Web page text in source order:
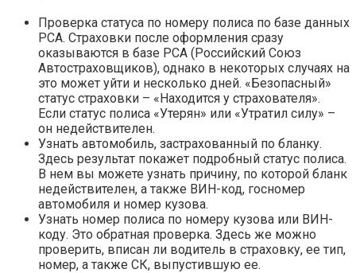
Проверка статуса по номеру полиса по базе данных
РСА. Страховки после оформления сразу
оказываются в базе РСА (Российский Союз
Автостраховщиков), однако в некоторых случаях на
это может уйти и несколько дней. «Безопасный»
статус страховки – «Находится у страхователя».
Если статус полиса «Утерян» или «Утратил силу» –
он недействителен.
Узнать автомобиль, застрахованный по бланку.
Здесь результат покажет подробный статус полиса.
В нем вы можете узнать причину, по которой бланк
недействителен, а также ВИН-код, госномер
автомобиля и номер кузова.
Узнать номер полиса по номеру кузова или ВИН-
коду. Это обратная проверка. Здесь же можно
проверить, вписан ли водитель в страховку, ее тип,
номер, а также СК, выпустившую ее.